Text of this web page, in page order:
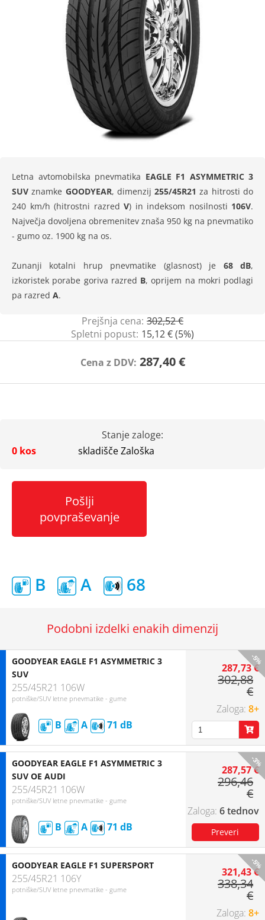
Letna avtomobilska pnevmatika EAGLE F1 ASYMMETRIC 3
SUV znamke GOODYEAR, dimenzij255/45R21 za hitrosti do
240 km/h (hitrostni razred V) in indeksom nosilnosti 106V.
Največja dovoljena obremenitev znaša 950 kg na pnevmatiko
- gumo oz. 1900 kg na os.
Zunanji kotalni hrup pnevmatike (glasnost) je 68 dB,
izkoristek porabe goriva razred B, oprijem na mokri podlagi
pa razred A.
Prejšnja cena: 302,52 €
Spletni popust: 15,12 € (5%)
Cena z DDV: 287,40 €
Stanje zaloge:
0 kos
skladišče Zaloška
Pošlji
povpraševanje
B A 68
Podobni izdelki enakih dimenzij
-5%
GOODYEAR EAGLE F1 ASYMMETRIC 3
SUV
255/45R21 106W
potniške/SUV letne pnevmatike - gume
B A 71
287,73 €
302,88
€
8+
-3%
GOODYEAR EAGLE F1 ASYMMETRIC 3
SUV OE AUDI
255/45R21 106W
potniške/SUV letne pnevmatike - gume
B A 71
287,57 €
296,46
€
6 tednov
-5%
GOODYEAR EAGLE F1 SUPERSPORT
255/45R21 106Y
potniške/SUV letne pnevmatike - gume
321,43 €
338,34
€
8+